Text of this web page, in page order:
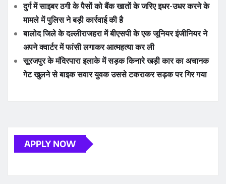
दुर्ग में साइबर ठगी के पैसों को बैंक खातों के जरिए इधर-उधर करने के
मामले में पुलिस ने बड़ी कार्रवाई की है
बालोद जिले के दल्लीराजहरा में बीएसपी के एक जूनियर इंजीनियर ने
अपने क्वार्टर में फांसी लगाकर आत्महत्या कर ली
सूरजपुर के मंदिरपारा इलाके में सड़क किनारे खड़ी कार का अचानक
गेट खुलने से बाइक सवार युवक उससे टकराकर सड़क पर गिर गया
APPLY NOW